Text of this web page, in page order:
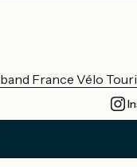
France Vélo